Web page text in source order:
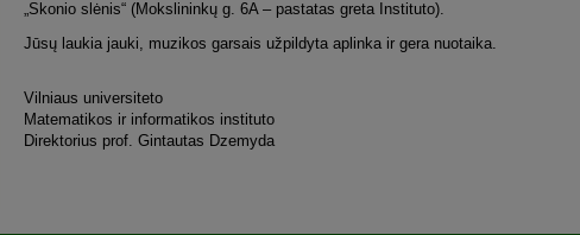
„Skonio slėnis“ (Mokslininkų g. 6A – pastatas greta Instituto).
Jūsų laukia jauki, muzikos garsais užpildyta aplinka ir gera nuotaika.
Vilniaus universiteto
Matematikos ir informatikos instituto
Direktorius prof. Gintautas Dzemyda